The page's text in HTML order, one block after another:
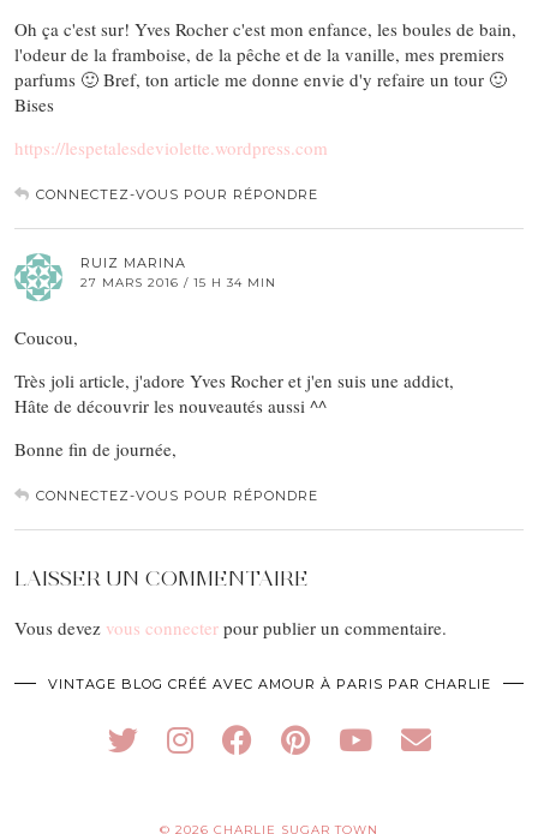
Oh ça c'est sur! Yves Rocher c'est mon enfance, les boules de bain,
l'odeur de la framboise, de la pêche et de la vanille, mes premiers
parfums 🙂 Bref, ton article me donne envie d'y refaire un tour 🙂
Bises
https://lespetalesdeviolette.wordpress.com
CONNECTEZ-VOUS POUR RÉPONDRE
RUIZ MARINA
27 MARS 2016 / 15 H 34 MIN
Coucou,
Très joli article, j'adore Yves Rocher et j'en suis une addict,
Hâte de découvrir les nouveautés aussi ^^
Bonne fin de journée,
CONNECTEZ-VOUS POUR RÉPONDRE
LAISSER UN COMMENTAIRE
Vous devez vous connecter pour publier un commentaire.
VINTAGE BLOG CRÉÉ AVEC AMOUR À PARIS PAR CHARLIE
© 2026 CHARLIE SUGAR TOWN